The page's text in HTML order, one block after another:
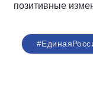
позитивные